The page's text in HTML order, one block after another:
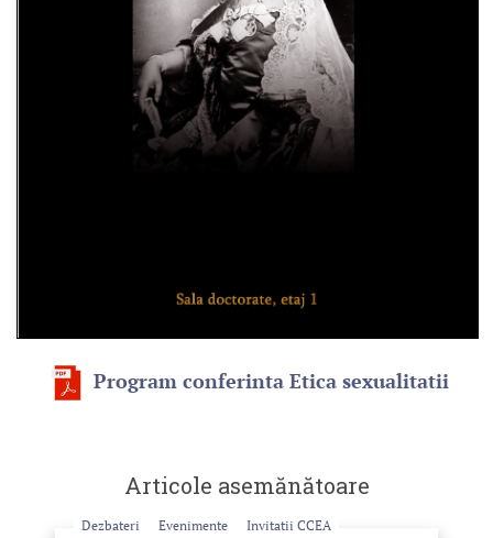
Program conferinta Etica sexualitatii
Articole asemănătoare
Dezbateri Evenimente Invitatii CCEA